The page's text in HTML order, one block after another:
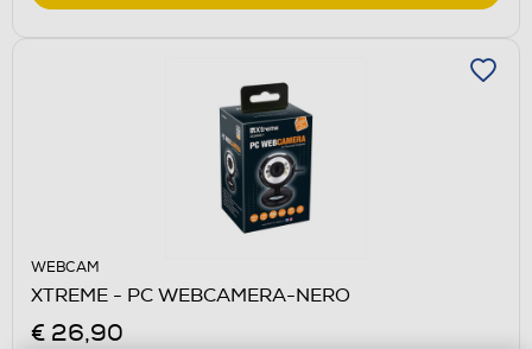
WEBCAM
XTREME - PC WEBCAMERA-NERO
€ 26,90